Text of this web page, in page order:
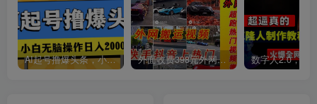
AI起号撸爆头条，小白也能操作，日入2000+ 外面收费398元外网超跑豪车汽车视频搬运至快手抖音上热门项目